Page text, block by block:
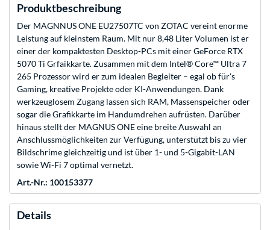
Produktbeschreibung
Der MAGNNUS ONE EU27507TC von ZOTAC vereint enorme
Leistung auf kleinstem Raum. Mit nur 8,48 Liter Volumen ist er
einer der kompaktesten Desktop-PCs mit einer GeForce RTX
5070 Ti Grfaikkarte. Zusammen mit dem Intel® Core™ Ultra 7
265 Prozessor wird er zum idealen Begleiter – egal ob für's
Gaming, kreative Projekte oder KI-Anwendungen. Dank
werkzeuglosem Zugang lassen sich RAM, Massenspeicher oder
sogar die Grafikkarte im Handumdrehen aufrüsten. Darüber
hinaus stellt der MAGNUS ONE eine breite Auswahl an
Anschlussmöglichkeiten zur Verfügung, unterstützt bis zu vier
Bildschrime gleichzeitig und ist über 1- und 5-Gigabit-LAN
sowie Wi-Fi 7 optimal vernetzt.
Art.-Nr.: 100153377
Details